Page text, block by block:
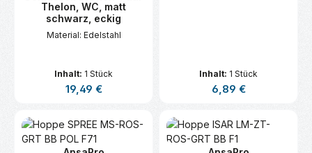
Thelon, WC, matt
schwarz, eckig
Material: Edelstahl
Inhalt: 1 Stück
Regulärer Preis:
19,49 €
Inhalt: 1 Stück
Regulärer Preis:
6,89 €